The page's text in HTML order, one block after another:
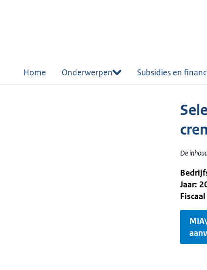
Home Onderwerpen Subsidies en
De
Jaar: